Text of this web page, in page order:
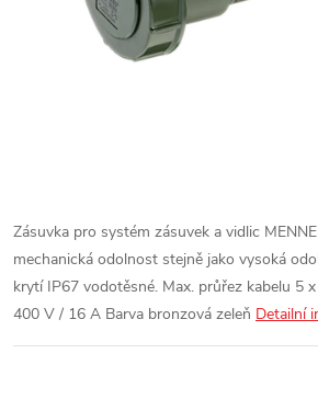
Zásuvka pro systém zásuvek a vidlic
mechanická odolnost stejně jako vysoká
krytí IP67 vodotěsné. Max. průřez kabelu 5
400 V / 16 A Barva bronzová zeleň Detailní